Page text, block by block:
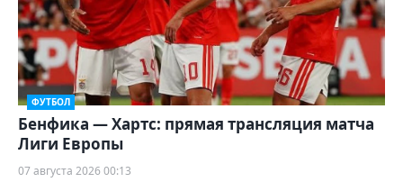
ФУТБОЛ
Бенфика — Хартс: прямая трансляция матча
Лиги Европы
07 августа 2026 00:13